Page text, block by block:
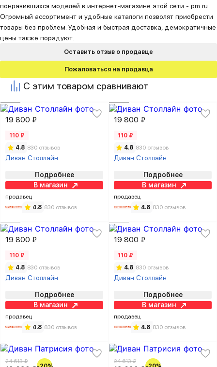
Оставить отзыв о продавце
Пожаловаться на продавца
понравившихся моделей в интернет-магазине этой сети - pm ru.
Огромный ассортимент и удобные каталоги позволят приобрести
товары без проблем. Удобная и быстрая доставка, демократичные
цены также порадуют.
С этим товаром сравнивают
19 800 ₽
110 ₽
4.8 830 отзывов
Диван Столлайн
Подробнее
В магазин
продавец
4.8 830 отзывов
19 800 ₽
110 ₽
4.8 830 отзывов
Диван Столлайн
Подробнее
В магазин
продавец
4.8 830 отзывов
19 800 ₽
110 ₽
4.8 830 отзывов
Диван Столлайн
Подробнее
В магазин
продавец
4.8 830 отзывов
19 800 ₽
110 ₽
4.8 830 отзывов
Диван Столлайн
Подробнее
В магазин
продавец
4.8 830 отзывов
24 613 ₽ 24 613 ₽